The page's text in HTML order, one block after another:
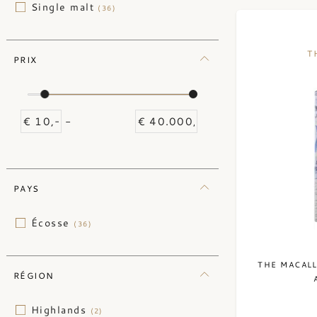
Single malt (36)
PRIX
-
PAYS
Écosse (36)
RÉGION
Highlands (2)
THE